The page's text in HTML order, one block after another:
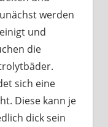
werden
und
die
sich eine
Diese kann je
dick sein